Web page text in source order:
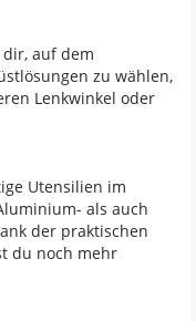
dir, auf dem
zu wählen,
Lenkwinkel oder
Utensilien im
als auch
der praktischen
du noch mehr